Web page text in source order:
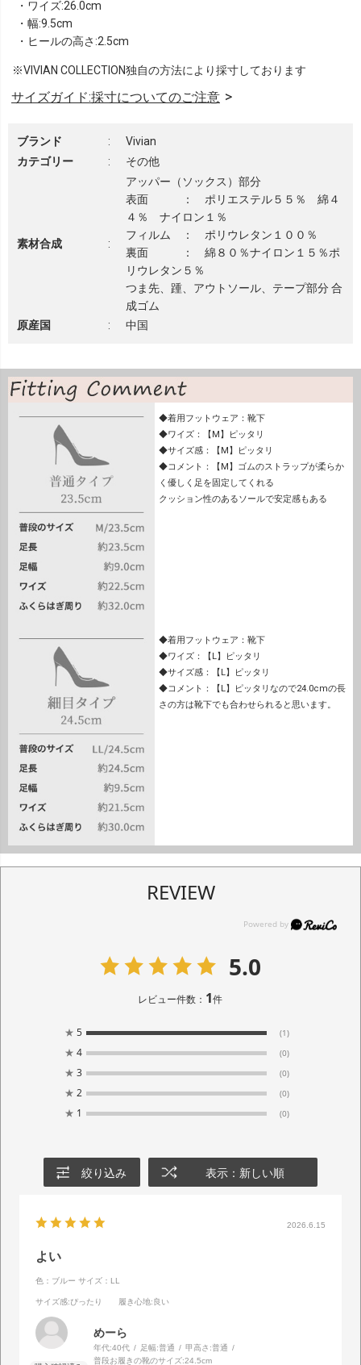
・ワイズ:26.0cm
・幅:9.5cm
・ヒールの高さ:2.5cm
※VIVIAN COLLECTION独自の方法により採寸しております
サイズガイド:採寸についてのご注意
ブランド :
Vivian
カテゴリー
: その他
素材合成 :
アッパー（ソックス）部分
表面 ： ポリエステル５５％ 綿４
４％ ナイロン１％
フィルム ： ポリウレタン１００％
裏面 ： 綿８０％ナイロン１５％ポ
リウレタン５％
つま先、踵、アウトソール、テープ部分 合
成ゴム
原産国
: 中国
◆着用フットウェア：靴下
◆ワイズ：【M】ピッタリ
◆サイズ感：【M】ピッタリ
◆コメント：【M】ゴムのストラップが柔らか
く優しく足を固定してくれる
クッション性のあるソールで安定感もある
◆着用フットウェア：靴下
◆ワイズ：【L】ピッタリ
◆サイズ感：【L】ピッタリ
◆コメント：【L】ピッタリなので24.0cmの長
さの方は靴下でも合わせられると思います。
REVIEW
5.0
レビュー件数： 1件
★ 5 (1)
★ 4 (0)
★ 3 (0)
★ 2 (0)
★ 1 (0)
絞り込み 表示：新しい順
2026.6.15
よい
色：ブルー サイズ：LL
サイズ感:ぴったり 履き心地:良い
めーら
年代:40代 足幅:普通 甲高さ:普通
普段お履きの靴のサイズ:24.5cm